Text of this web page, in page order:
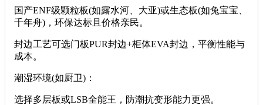
国产‌ENF级颗粒板(如露水河、大亚)‌或‌生态板(如兔宝宝、
千年舟)‌，环保达标且价格亲民。
封边工艺可选‌门板PUR封边+柜体EVA封边‌，平衡性能与
成本。
‌潮湿环境(如厨卫)‌：
选择‌多层板‌或‌LSB全能王‌，防潮抗变形能力更强。